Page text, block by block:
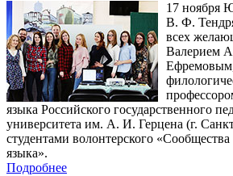
17 ноября
В. Ф.
всех
Валерием
языка Российского государственного
университета им. А. И. Герцена (г.
студентами волонтерского «Сообщества
языка».
Подробнее